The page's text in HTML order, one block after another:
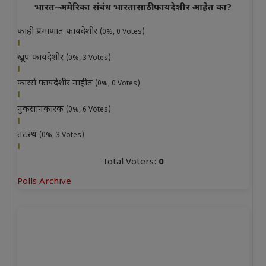
भारत–अमेरिका संबंध भारतासाठी फायदेशीर आहेत का?
काही प्रमाणात फायदेशीर (0%, 0 Votes)
खूप फायदेशीर (0%, 3 Votes)
फारसे फायदेशीर नाहीत (0%, 0 Votes)
नुकसानकारक (0%, 6 Votes)
तटस्थ (0%, 3 Votes)
Total Voters: 0
Polls Archive